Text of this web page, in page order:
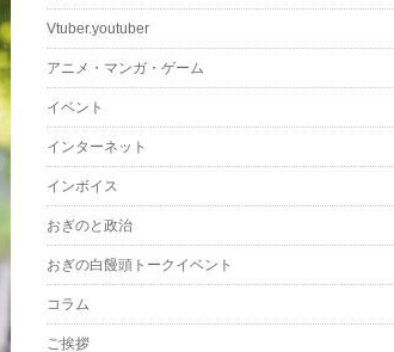
Vtuber.youtuber
アニメ・マンガ・ゲーム
イベント
インターネット
インボイス
おぎのと政治
おぎの白饅頭トークイベント
コラム
ご挨拶